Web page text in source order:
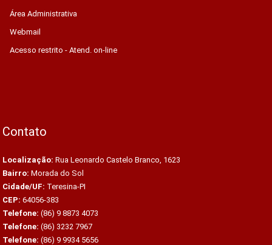
Área Administrativa
Webmail
Acesso restrito - Atend. on-line
Contato
Localização: Rua Leonardo Castelo Branco, 1623
Bairro: Morada do Sol
Cidade/UF: Teresina-PI
CEP: 64056-383
Telefone: (86) 9 8873 4073
Telefone: (86) 3232 7967
Telefone: (86) 9 9934 5656